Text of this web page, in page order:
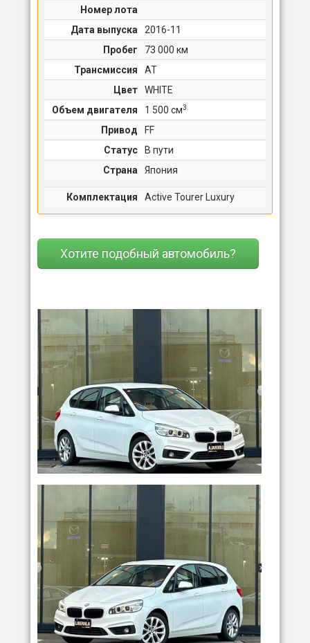
Номер лота
Дата выпуска
2016-11
Пробег
73 000 км
Трансмиссия
AT
Цвет
WHITE
Объем двигателя
1 500 cм3
Привод
FF
Статус
В пути
Страна
Япония
Комплектация Active Tourer Luxury
Хотите подобный автомобиль?